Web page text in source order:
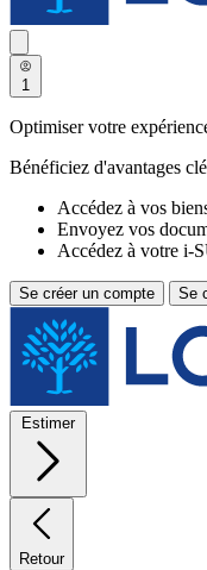
1
Optimiser votre
Bénéficiez d'avantages
Accédez à vos
Envoyez vos
Accédez à votre i-
Se créer un compte Se
Estimer
Retour